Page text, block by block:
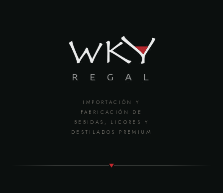
IMPORTACIÓN Y
FABRICACIÓN DE
BEBIDAS, LICORES Y
DESTILADOS PREMIUM